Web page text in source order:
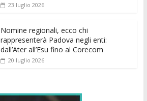
23 luglio 2026
Nomine regionali, ecco chi
rappresenterà Padova negli enti:
dall’Ater all’Esu fino al Corecom
20 luglio 2026